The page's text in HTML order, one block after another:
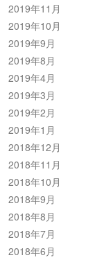
2019年11月
2019年10月
2019年9月
2019年8月
2019年4月
2019年3月
2019年2月
2019年1月
2018年12月
2018年11月
2018年10月
2018年9月
2018年8月
2018年7月
2018年6月